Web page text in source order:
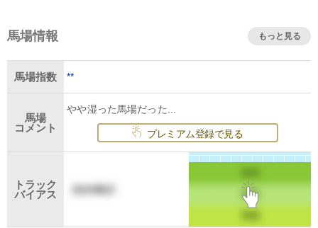
馬場情報 もっと見る
馬場指数 **
馬場
コメント
やや湿った馬場だった...
プレミアム登録で見る
トラック
バイアス